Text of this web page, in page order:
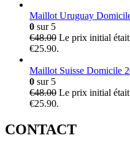
Maillot Uruguay
0 sur 5
€48.00 Le prix initial
€25.90.
Maillot Suisse Domicile
0 sur 5
€48.00 Le prix initial
€25.90.
CONTACT